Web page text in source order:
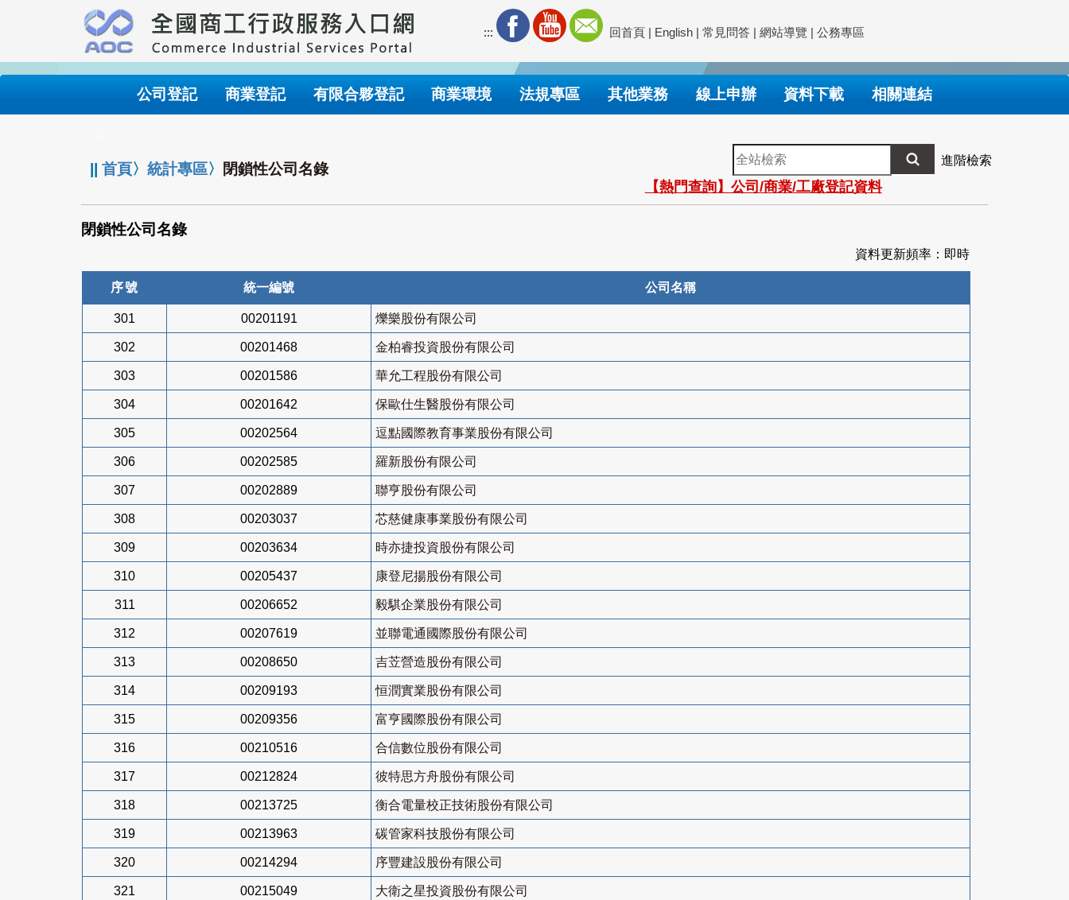
要
內
::: 回首頁 | English | 常見問答 | 網站導覽 | 公務專區
公司登記 商業登記 有限合夥登記 商業環境 法規專區 其他業務 線上申辦 資料下載 相關連結
||首頁〉統計專區〉 閉鎖性公司名錄
全
站
檢
索
進階檢索
【熱門查詢】公司/商業/工廠登記資料
閉鎖性公司名錄
資料更新頻率：即時
序號 統一編號 公司名稱
301 00201191 爍樂股份有限公司
302 00201468 金柏睿投資股份有限公司
303 00201586 華允工程股份有限公司
304 00201642 保歐仕生醫股份有限公司
305 00202564 逗點國際教育事業股份有限公司
306 00202585 羅新股份有限公司
307 00202889 聯亨股份有限公司
308 00203037 芯慈健康事業股份有限公司
309 00203634 時亦捷投資股份有限公司
310 00205437 康登尼揚股份有限公司
311 00206652 毅騏企業股份有限公司
312 00207619 並聯電通國際股份有限公司
313 00208650 吉苙營造股份有限公司
314 00209193 恒潤實業股份有限公司
315 00209356 富亨國際股份有限公司
316 00210516 合信數位股份有限公司
317 00212824 彼特思方舟股份有限公司
318 00213725 衡合電量校正技術股份有限公司
319 00213963 碳管家科技股份有限公司
320 00214294 序豐建設股份有限公司
321 00215049 大衛之星投資股份有限公司